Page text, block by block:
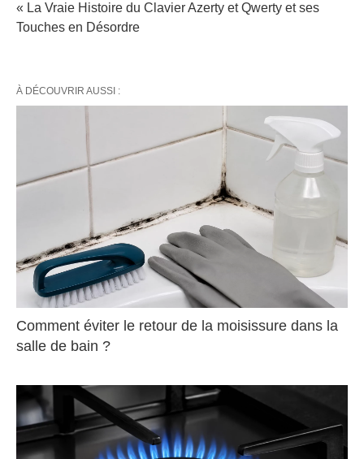
« La Vraie Histoire du Clavier Azerty et Qwerty et ses
Touches en Désordre
À DÉCOUVRIR AUSSI :
Comment éviter le retour de la moisissure dans la
salle de bain ?